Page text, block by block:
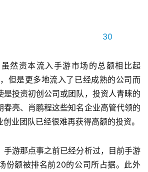
然资本流入手游市场的总额相比起
但是更多地流入了已经成熟的公司而
是投资初创公司或团队，投资人青睐的
春亮、肖鹏程这些知名企业高管代领的
创业团队已经很难再获得高额的投资。
手游那点事之前已经分析过，目前手游
份额被排名前20的公司所占据。此外